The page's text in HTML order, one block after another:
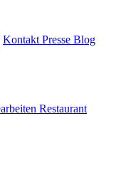
Kontakt Presse Blog
Restaurant